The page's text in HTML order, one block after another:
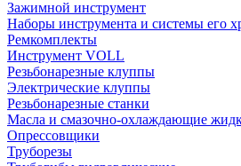
Зажимной инструмент
Наборы инструмента и системы его
Ремкомплекты
Инструмент VOLL
Резьбонарезные клуппы
Электрические клуппы
Резьбонарезные станки
Масла и смазочно-охлаждающие
Опрессовщики
Труборезы